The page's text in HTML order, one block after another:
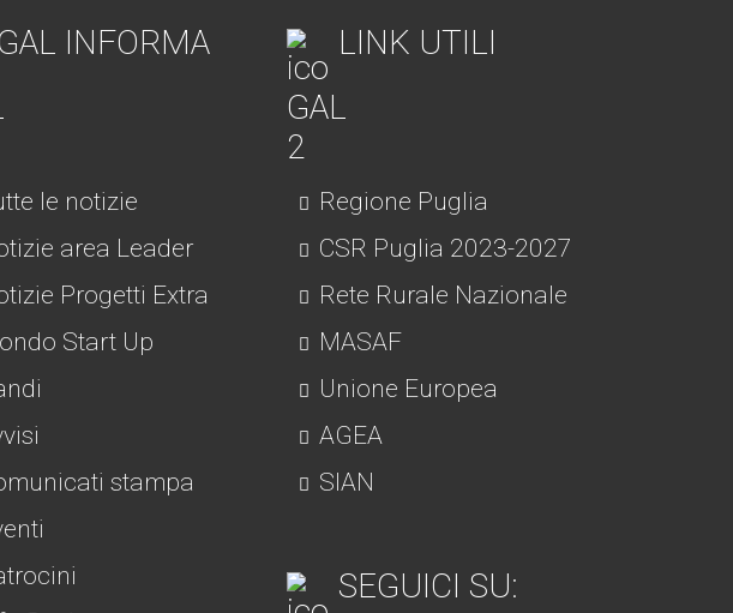
INFORMA
le notizie
area Leader
Progetti Extra
Start Up
stampa
LINK UTILI
Regione Puglia
CSR Puglia 2023-2027
Rete Rurale Nazionale
MASAF
Unione Europea
AGEA
SIAN
SEGUICI SU: